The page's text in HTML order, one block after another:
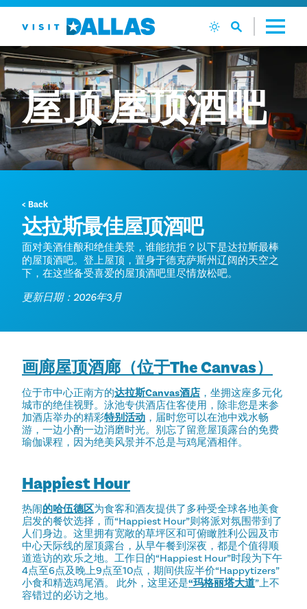
跳转到内容
屋顶屋顶酒吧
< Back
达拉斯最佳屋顶酒吧
面对美酒佳酿和绝佳美景，谁能抗拒？以下是达拉斯最棒
的屋顶酒吧。登上屋顶，置身于德克萨斯州辽阔的天空之
下，在这些备受喜爱的屋顶酒吧里尽情放松吧。
更新日期：2026年3月
画廊屋顶酒廊（位于The Canvas）
位于市中心正南方的达拉斯Canvas酒店 ，坐拥这座多元化
城市的绝佳视野。泳池专供酒店住客使用，除非您是来参
加酒店举办的精彩特别活动 ，届时您可以在池中戏水畅
游，一边小酌一边消磨时光。别忘了留意屋顶露台的免费
瑜伽课程，因为绝美风景并不总是与鸡尾酒相伴。
Happiest Hour
热闹的哈伍德区为食客和酒友提供了多种受全球各地美食
启发的餐饮选择，而“Happiest Hour”则将派对氛围带到了
人们身边。这里拥有宽敞的草坪区和可俯瞰胜利公园及市
中心天际线的屋顶露台，从早午餐到深夜，都是个值得顺
道造访的欢乐之地。工作日的“Happiest Hour”时段为下午
4点至6点及晚上9点至10点，期间供应半价“Happytizers”
小食和精选鸡尾酒。 此外，这里还是“玛格丽塔大道”上不
容错过的必访之地。